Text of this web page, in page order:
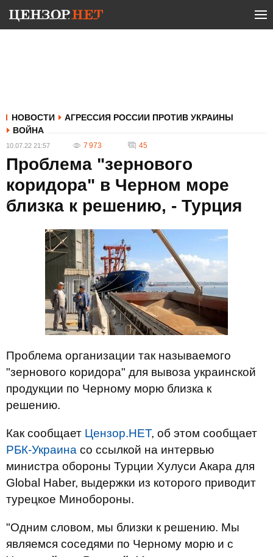
НОВОСТИ
АГРЕССИЯ РОССИИ ПРОТИВ УКРАИНЫ
ВОЙНА
10.07.22 21:57 7 973 45
Проблема "зернового
коридора" в Черном море
близка к решению, - Турция
Проблема организации так называемого
"зернового коридора" для вывоза украинской
продукции по Черному морю близка к
решению.
Как сообщает Цензор.НЕТ, об этом сообщает
РБК-Украина со ссылкой на интервью
министра обороны Турции Хулуси Акара для
Global Haber, выдержки из которого приводит
турецкое Минобороны.
"Одним словом, мы близки к решению. Мы
являемся соседями по Черному морю и с